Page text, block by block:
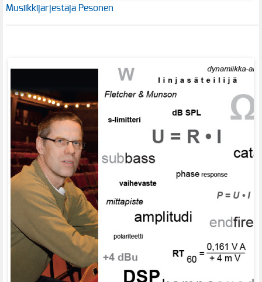
Musiikkijärjestäjä Pesonen